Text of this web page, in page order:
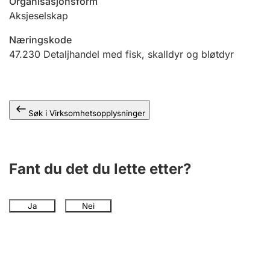
Offentlig sektor
Aksjeselskap
Næringskode
47.230 Detaljhandel med fisk, skalldyr og bløtdyr
Søk i Virksomhetsopplysninger
Fant du det du lette etter?
Ja Nei